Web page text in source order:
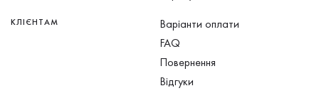
КЛІЄНТАМ
Варіанти оплати
FAQ
Повернення
Відгуки